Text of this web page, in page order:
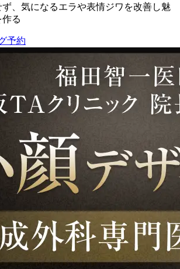
ず、気になるエラや表情ジワを改善し魅
る
予約